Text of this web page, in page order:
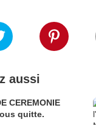
aussi
CEREMONIE
quitte.